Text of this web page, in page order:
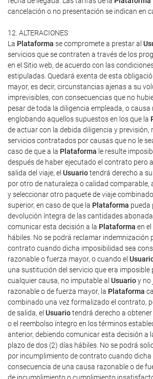
cancelación o no presentación se indican en
12. ALTERACIONES
La Plataforma se compromete a prestar al
servicios que se contraten a través de los
en el Sitio web, de acuerdo con las
estipuladas. Quedará exenta de esta
mayor, es decir, circunstancias ajenas a su
imprevisibles, con consecuencias que no
pesar de toda la diligencia empleada, o causa
englobando aquellos supuestos en los que la
de actuar con la debida diligencia y previsión,
servicios contratados por causas que no le
caso de que a la Plataforma le resulte
después de haber ejecutado el contrato pero
salida del viaje, el Usuariotendrá derecho a
por otro de naturaleza o calidad comparable,
y seleccionar otro paquete de viaje
superior, en caso de que la Plataforma pueda
devolución íntegra de las cantidades
comunicar esta decisión a la Plataforma en
hábiles. No se podrá reclamar indemnización
contrato cuando dicha imposibilidad sea
razonable o fuerza mayor, o cuando el
una sustitución del servicio que era imposible
cualquier causa, no imputable al Usuarioy no
razonable o de fuerza mayor, la Plataforma
combinado una vez formalizado el contrato,
de salida, el Usuariotendrá derecho a
o el reembolso íntegro en los términos
anterior, debiendo comunicar esta decisión a
plazo de dos (2) días hábiles. No se podrá
por incumplimiento de contrato cuando dicha
consecuencia de una causa razonable o de